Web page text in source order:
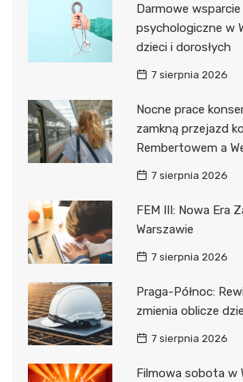
Darmowe wsparcie
psychologiczne w
dzieci i dorosłych
7 sierpnia 2026
Nocne prace
zamkną przejazd
Rembertowem a
7 sierpnia 2026
FEM III: Nowa Era
Warszawie
7 sierpnia 2026
Praga-Północ:
zmienia oblicze
7 sierpnia 2026
Filmowa sobota w